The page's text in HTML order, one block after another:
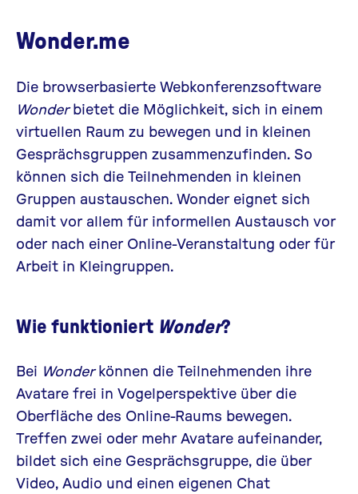
Wonder.me
Die browserbasierte Webkonferenzsoftware
Wonderbietet die Möglichkeit, sich in einem
virtuellen Raum zu bewegen und in kleinen
Gesprächsgruppen zusammenzufinden. So
können sich die Teilnehmenden in kleinen
Gruppen austauschen. Wonder eignet sich
damit vor allem für informellen Austausch vor
oder nach einer Online-Veranstaltung oder für
Arbeit in Kleingruppen.
Wie funktioniert Wonder?
Bei Wonderkönnen die Teilnehmenden ihre
Avatare frei in Vogelperspektive über die
Oberfläche des Online-Raums bewegen.
Treffen zwei oder mehr Avatare aufeinander,
bildet sich eine Gesprächsgruppe, die über
Video, Audio und einen eigenen Chat